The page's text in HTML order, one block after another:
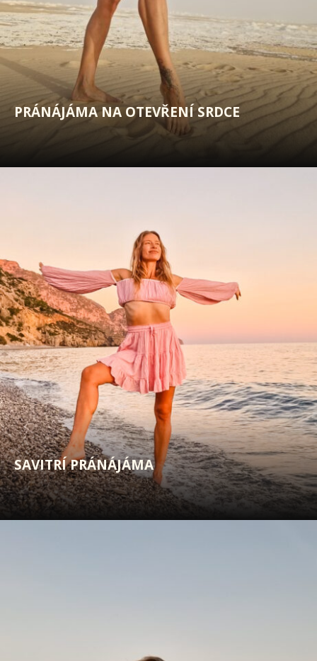
PRÁNÁJÁMA NA OTEVŘENÍ SRDCE
SAVITRÍ PRÁNÁJÁMA